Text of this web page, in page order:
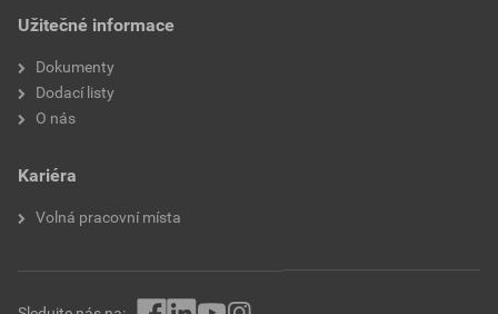
Užitečné informace
Dokumenty
Dodací listy
O nás
Kariéra
Volná pracovní místa